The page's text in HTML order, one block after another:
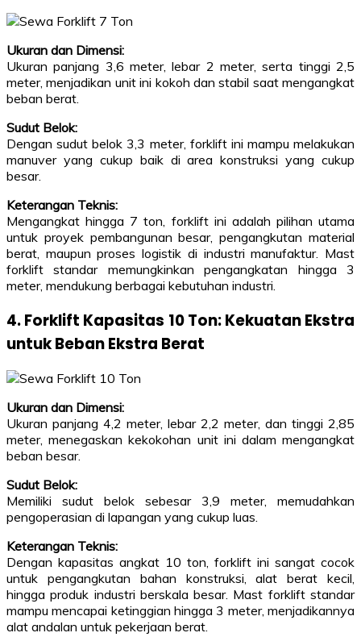
Ukuran dan Dimensi:
Ukuran panjang 3,6 meter, lebar 2 meter, serta tinggi 2,5
meter, menjadikan unit ini kokoh dan stabil saat mengangkat
beban berat.
Sudut Belok:
Dengan sudut belok 3,3 meter, forklift ini mampu melakukan
manuver yang cukup baik di area konstruksi yang cukup
besar.
Keterangan Teknis:
Mengangkat hingga 7 ton, forklift ini adalah pilihan utama
untuk proyek pembangunan besar, pengangkutan material
berat, maupun proses logistik di industri manufaktur. Mast
forklift standar memungkinkan pengangkatan hingga 3
meter, mendukung berbagai kebutuhan industri.
4. Forklift Kapasitas 10 Ton: Kekuatan Ekstra
untuk Beban Ekstra Berat
Ukuran dan Dimensi:
Ukuran panjang 4,2 meter, lebar 2,2 meter, dan tinggi 2,85
meter, menegaskan kekokohan unit ini dalam mengangkat
beban besar.
Sudut Belok:
Memiliki sudut belok sebesar 3,9 meter, memudahkan
pengoperasian di lapangan yang cukup luas.
Keterangan Teknis:
Dengan kapasitas angkat 10 ton, forklift ini sangat cocok
untuk pengangkutan bahan konstruksi, alat berat kecil,
hingga produk industri berskala besar. Mast forklift standar
mampu mencapai ketinggian hingga 3 meter, menjadikannya
alat andalan untuk pekerjaan berat.